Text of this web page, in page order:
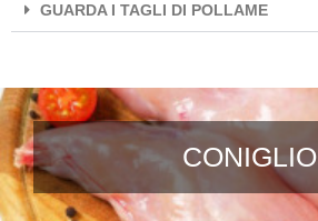
GUARDA I TAGLI DI POLLAME
CONIGLIO